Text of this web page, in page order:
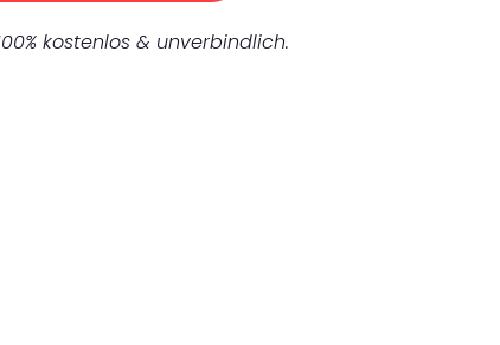
kostenlos & unverbindlich.